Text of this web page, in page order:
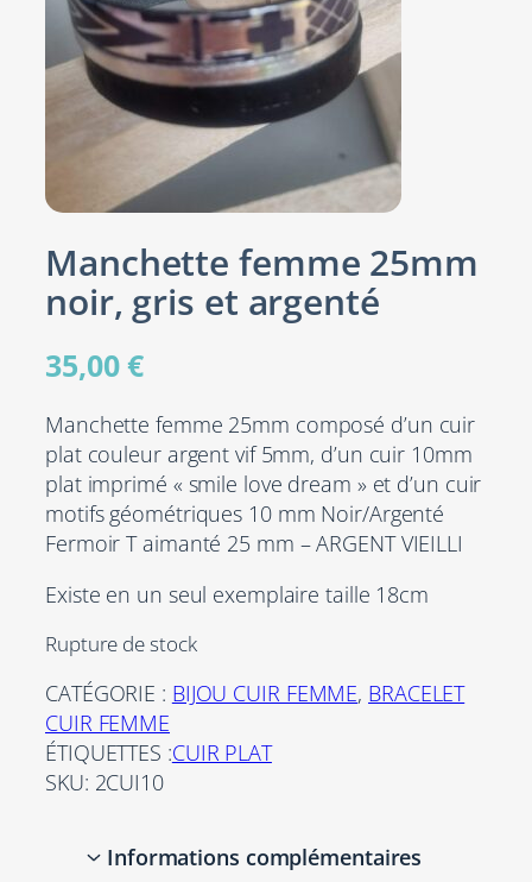
Manchette femme 25mm
noir, gris et argenté
35,00€
Manchette femme 25mm composé d’un cuir
plat couleur argent vif 5mm, d’un cuir 10mm
plat imprimé « smile love dream » et d’un cuir
motifs géométriques 10 mm Noir/Argenté
Fermoir T aimanté 25 mm – ARGENT VIEILLI
Existe en un seul exemplaire taille 18cm
Rupture de stock
CATÉGORIE : BIJOU CUIR FEMME, BRACELET
CUIR FEMME
ÉTIQUETTES :CUIR PLAT
SKU: 2CUI10
Informations complémentaires